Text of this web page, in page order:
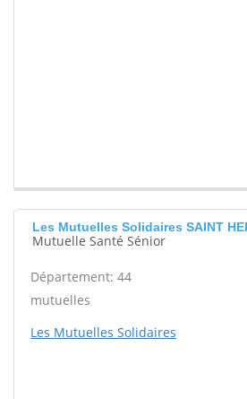
Les Mutuelles Solidaires SAINT
Mutuelle Santé Sénior
Département: 44
mutuelles
Les Mutuelles Solidaires